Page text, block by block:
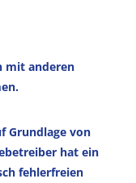
mit anderen
Grundlage von
hat ein
fehlerfreien